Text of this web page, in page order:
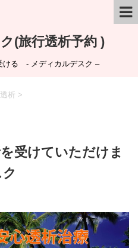
(旅行透析予約 )
ける - メディカルデスク –
析 >
受けていただけま